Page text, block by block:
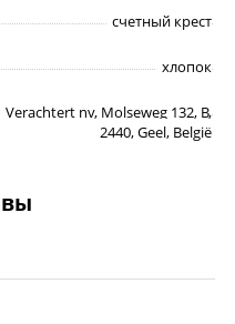
счетный крест
хлопок
Verachtert nv, Molseweg 132, B,
2440, Geel, België